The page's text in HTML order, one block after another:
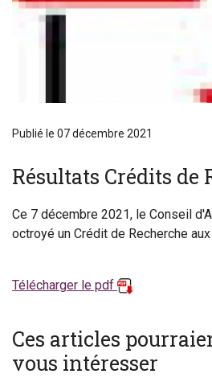
Publié le 07 décembre 2021
Résultats Crédits de
Ce 7 décembre 2021, le Conseil
octroyé un Crédit de Recherche aux
Télécharger le pdf
Ces articles
vous intéresser